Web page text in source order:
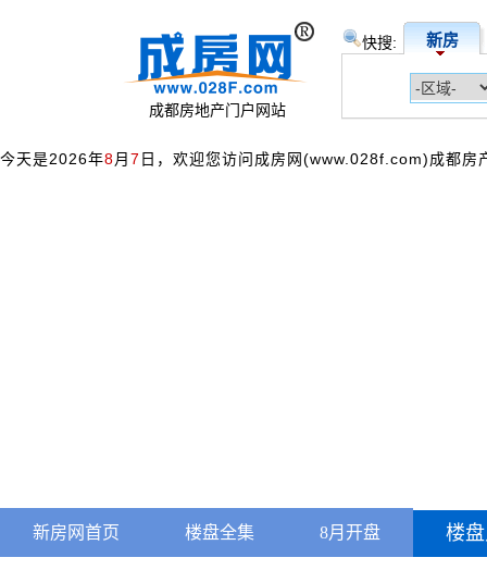
成都房地产门户网站
快搜: 新房
今天是2026年8月 7 日，欢迎您访问成房网(www.028f.com)成都房
新房网首页 楼盘全集 8月开盘 楼